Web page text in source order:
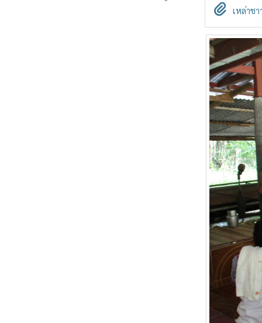
เหล่าช